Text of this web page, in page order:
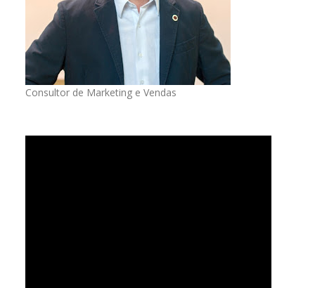
Consultor de Marketing e Vendas